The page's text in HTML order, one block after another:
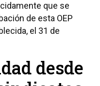
que se
de esta OEP
el 31 de
desde